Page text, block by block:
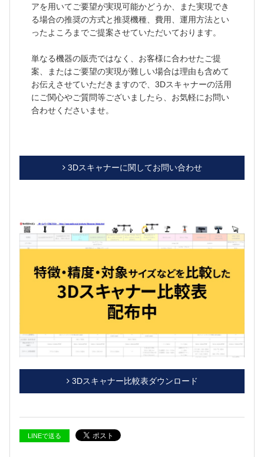
アを用いてご要望が実現可能かどうか、また実現でき
る場合の推奨の方式と推奨機種、費用、運用方法とい
ったよころまでご提案させていただいております。
単なる機器の販売ではなく、お客様に合わせたご提
案、またはご要望の実現が難しい場合は理由も含めて
お伝えさせていただきますので、3Dスキャナーの活用
にご関心やご質問等ございましたら、お気軽にお問い
合わせくださいませ。
3Dスキャナーに関してお問い合わせ
3Dスキャナー比較表ダウンロード
LINEで送る